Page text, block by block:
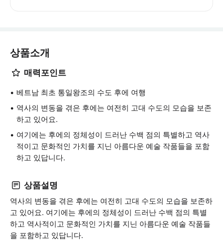
상품소개
매력포인트
베트남 최초 통일왕조의 수도 후에 여행
역사의 변동을 겪은 후에는 여전히 고대 수도의 모습을 보존
하고 있어요.
여기에는 후에의 정체성이 드러난 수백 점의 특별하고 역사
적이고 문화적인 가치를 지닌 아름다운 예술 작품들을 포함
하고 있답니다.
상품설명
역사의 변동을 겪은 후에는 여전히 고대 수도의 모습을 보존하
고 있어요. 여기에는 후에의 정체성이 드러난 수백 점의 특별
하고 역사적이고 문화적인 가치를 지닌 아름다운 예술 작품들
을 포함하고 있답니다.